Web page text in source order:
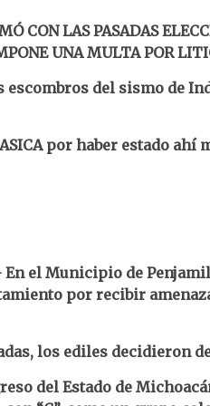
CON LAS PASADAS
UNA MULTA POR
del sismo de
por haber estado ahí
En el Municipio de
por recibir
los ediles decidieron
del Estado de